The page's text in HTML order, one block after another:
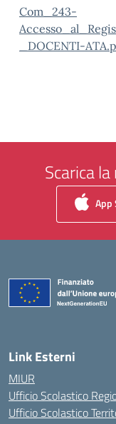
Com_243-
_DOCENTI-
Scarica
App
Link Esterni
MIUR
Ufficio Scolastico
Ufficio Scolastico